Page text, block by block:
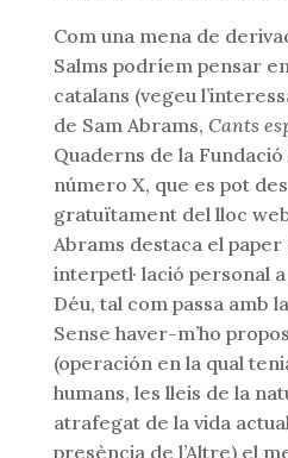
Com una mena de
Salms podríem pensar
catalans (vegeu
de Sam Abrams, Cants
Quaderns de la
número X, que es pot
gratuïtament del lloc
Abrams destaca el
interpetl· lació personal
Déu, tal com passa amb
Sense haver-m’ho
(operación en la qual
humans, les lleis de la
atrafegat de la vida
presència de l’Altre) el